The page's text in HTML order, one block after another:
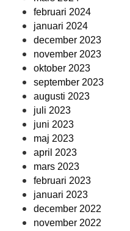
februari 2024
januari 2024
december 2023
november 2023
oktober 2023
september 2023
augusti 2023
juli 2023
juni 2023
maj 2023
april 2023
mars 2023
februari 2023
januari 2023
december 2022
november 2022